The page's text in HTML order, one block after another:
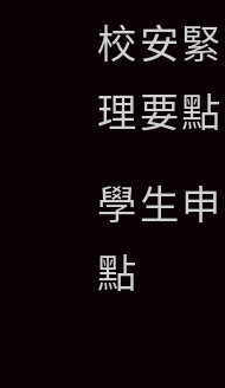
校安
理要點
學生
點